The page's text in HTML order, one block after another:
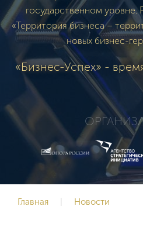
государственном уровне.
«Территория бизнеса –
новых бизнес-
«Бизнес-Успех» -
Главная Новости